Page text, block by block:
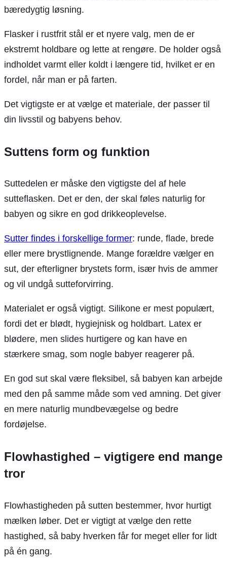
bæredygtig løsning.
Flasker i rustfrit stål er et nyere valg, men de er
ekstremt holdbare og lette at rengøre. De holder også
indholdet varmt eller koldt i længere tid, hvilket er en
fordel, når man er på farten.
Det vigtigste er at vælge et materiale, der passer til
din livsstil og babyens behov.
Suttens form og funktion
Suttedelen er måske den vigtigste del af hele
sutteflasken. Det er den, der skal føles naturlig for
babyen og sikre en god drikkeoplevelse.
Sutter findes i forskellige former: runde, flade, brede
eller mere brystlignende. Mange forældre vælger en
sut, der efterligner brystets form, især hvis de ammer
og vil undgå sutteforvirring.
Materialet er også vigtigt. Silikone er mest populært,
fordi det er blødt, hygiejnisk og holdbart. Latex er
blødere, men slides hurtigere og kan have en
stærkere smag, som nogle babyer reagerer på.
En god sut skal være fleksibel, så babyen kan arbejde
med den på samme måde som ved amning. Det giver
en mere naturlig mundbevægelse og bedre
fordøjelse.
Flowhastighed – vigtigere end mange
tror
Flowhastigheden på sutten bestemmer, hvor hurtigt
mælken løber. Det er vigtigt at vælge den rette
hastighed, så baby hverken får for meget eller for lidt
på én gang.